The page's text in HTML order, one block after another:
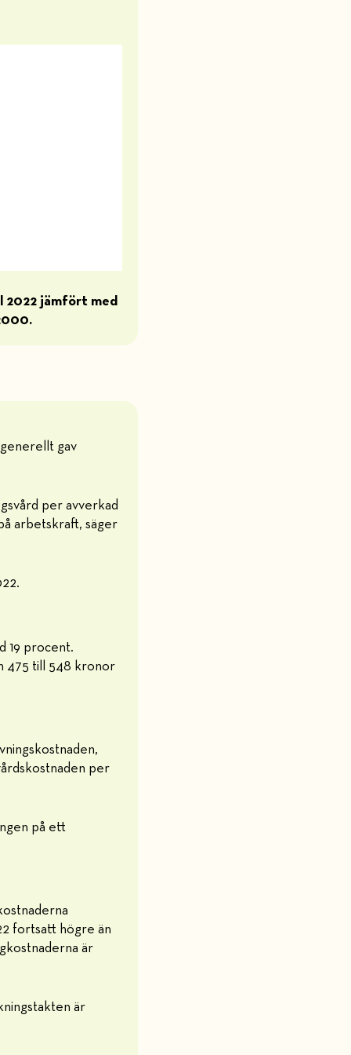
2022 jämfört med
gav
per avverkad
arbetskraft, säger
19 procent.
475 till 548 kronor
per
på ett
fortsatt högre än
är
är